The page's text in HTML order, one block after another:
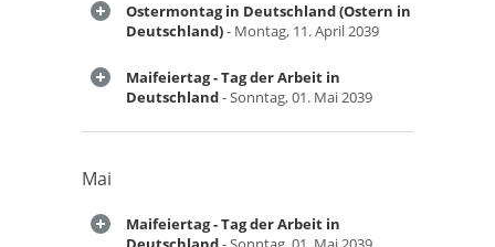
Ostermontag in Deutschland (Ostern in
Deutschland)- Montag, 11. April 2039
Maifeiertag - Tag der Arbeit in
Deutschland- Sonntag, 01. Mai 2039
Mai
Maifeiertag - Tag der Arbeit in